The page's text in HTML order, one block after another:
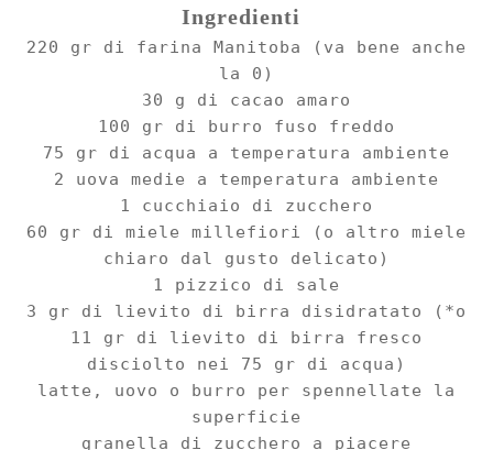
Ingredienti
220 gr di farina Manitoba (va bene anche
la 0)
30 g di cacao amaro
100 gr di burro fuso freddo
75 gr di acqua a temperatura ambiente
2 uova medie a temperatura ambiente
1 cucchiaio di zucchero
60 gr di miele millefiori (o altro miele
chiaro dal gusto delicato)
1 pizzico di sale
3 gr di lievito di birra disidratato (*o
11 gr di lievito di birra fresco
disciolto nei 75 gr di acqua)
latte, uovo o burro per spennellate la
superficie
granella di zucchero a piacere